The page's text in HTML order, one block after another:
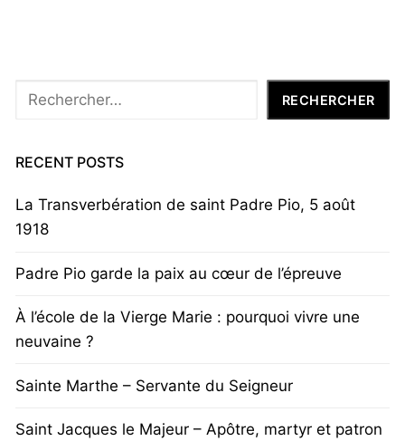
Rechercher RECHERCHER
RECENT POSTS
La Transverbération de saint Padre Pio, 5 août
1918
Padre Pio garde la paix au cœur de l’épreuve
À l’école de la Vierge Marie : pourquoi vivre une
neuvaine ?
Sainte Marthe – Servante du Seigneur
Saint Jacques le Majeur – Apôtre, martyr et patron